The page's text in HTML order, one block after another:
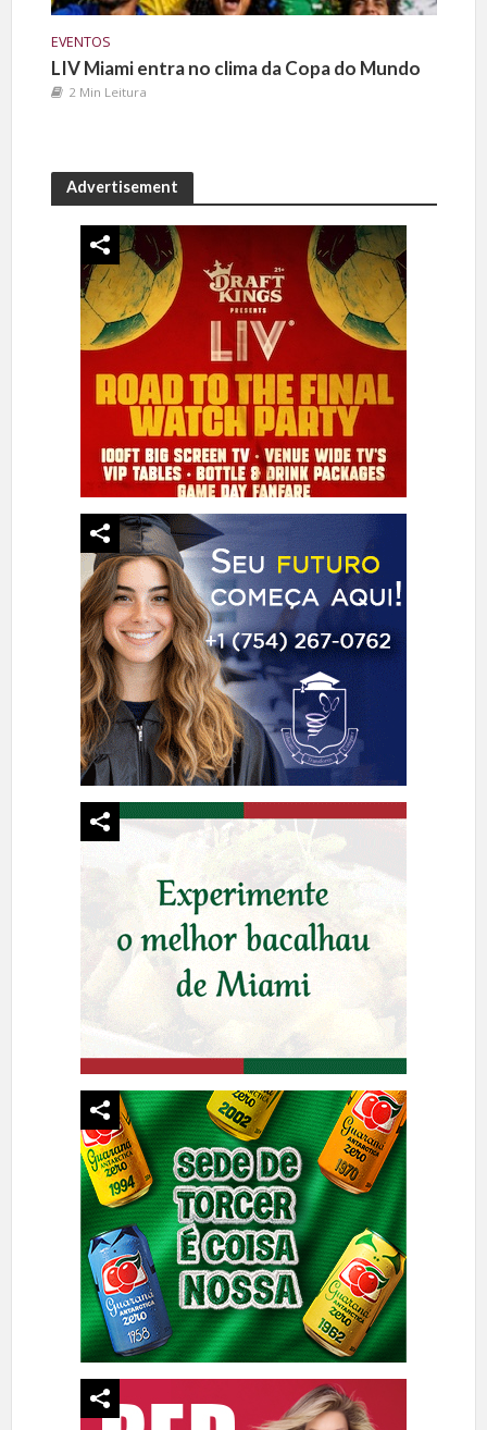
EVENTOS
LIV Miami entra no clima da Copa do Mundo
2 Min Leitura
Advertisement